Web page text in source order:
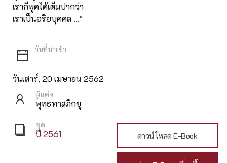
เราก็พูดได้เต็มปากว่า
เราเป็นอริยบุคคล ..."
วันเสาร์, 20 เมษายน 2562
ผู้แต่ง
พุทธทาสภิกขุ
ชุด
ปี 2561 ดาวน์โหลด E-Book